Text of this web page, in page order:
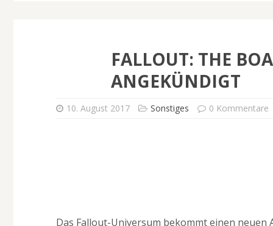
FALLOUT: THE
ANGEKÜNDIGT
10. August 2017 Sonstiges 0 Kommentare
Das Fallout-Universum bekommt einen neuen